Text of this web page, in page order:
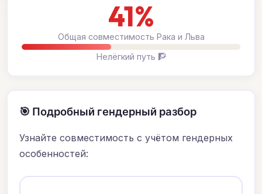
41%
Общая совместимость Рака и Льва
Нелёгкий путь 🧗
🎯 Подробный гендерный разбор
Узнайте совместимость с учётом гендерных
особенностей: